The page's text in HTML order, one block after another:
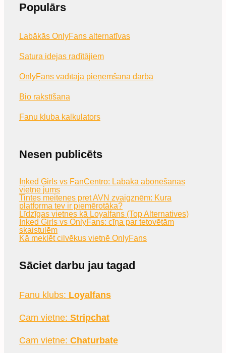
Populārs
Labākās OnlyFans alternatīvas
Satura idejas radītājiem
OnlyFans vadītāja pieņemšana darbā
Bio rakstīšana
Fanu kluba kalkulators
Nesen publicēts
Inked Girls vs FanCentro: Labākā abonēšanas
vietne jums
Tintes meitenes pret AVN zvaigznēm: Kura
platforma tev ir piemērotāka?
Līdzīgas vietnes kā Loyalfans (Top Alternatives)
Inked Girls vs OnlyFans: cīņa par tetovētām
skaistulēm
Kā meklēt cilvēkus vietnē OnlyFans
Sāciet darbu jau tagad
Fanu klubs: Loyalfans
Cam vietne: Stripchat
Cam vietne: Chaturbate